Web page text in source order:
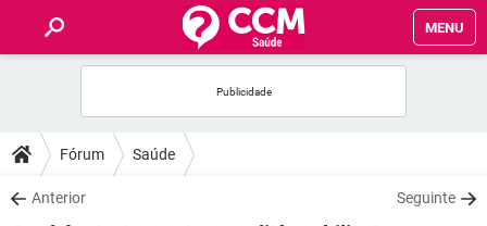
MENU
FÓRUM
SAÚDE
Fórum Saúde
Anterior Seguinte